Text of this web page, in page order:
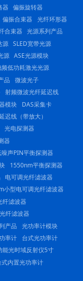
器
偏振旋转器
偏振合束器
光纤环形器
合束器
光源系列产品
源 SLED宽带光源
源 ASE光源模块
频低功耗激光光源
品
微波光子
射频微波光纤延迟线
模块
DAS采集卡
迟线（带放大）
光电探测器
器
噪声PIN平衡探测器
1550nm平衡探测器
电可调光纤滤波器
小型电可调光纤滤波器
纤滤波器
纤滤波器
产品
光功率计模块
率计
台式光功率计
能光时域反射仪5寸
式内置光功率计